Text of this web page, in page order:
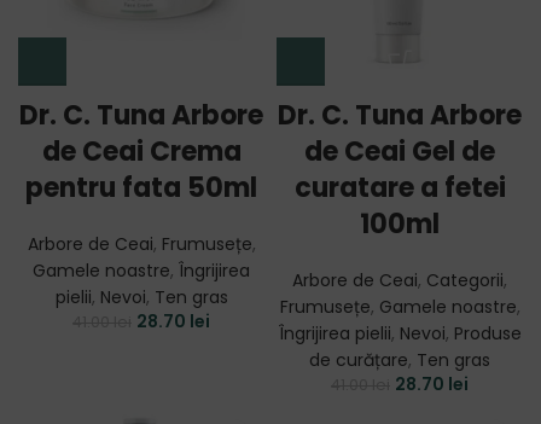
Dr. C. Tuna Arbore
de Ceai Crema
pentru fata 50ml
Arbore de Ceai, Frumusețe,
Gamele noastre, Îngrijirea
pielii, Nevoi, Ten gras
28.70 lei
Dr. C. Tuna Arbore
de Ceai Gel de
curatare a fetei
100ml
Arbore de Ceai, Categorii,
Frumusețe, Gamele noastre,
Îngrijirea pielii, Nevoi, Produse
de curățare, Ten gras
28.70 lei